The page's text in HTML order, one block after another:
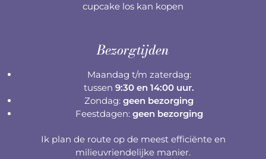
cupcake los kan kopen
Bezorgtijden
Maandag t/m zaterdag:
tussen 9:30 en 14:00 uur.
Zondag: geen bezorging
Feestdagen: geen bezorging
Ik plan de route op de meest efficiënte en
milieuvriendelijke manier.